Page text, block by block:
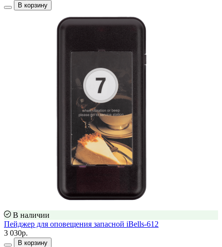
В корзину
В наличии
Пейджер для оповещения запасной iBells-612
3 030р.
В корзину